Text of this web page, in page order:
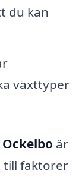
du kan
växttyper
är
till faktorer